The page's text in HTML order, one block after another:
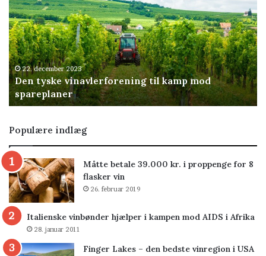
vinavlerforening
til
kamp
mod
spareplaner
22. december 2023
Den tyske vinavlerforening til kamp mod
spareplaner
Populære indlæg
Måtte betale 39.000 kr. i proppenge for 8
flasker vin
26. februar 2019
Italienske vinbønder hjælper i kampen mod AIDS i Afrika
28. januar 2011
Finger Lakes – den bedste vinregion i USA